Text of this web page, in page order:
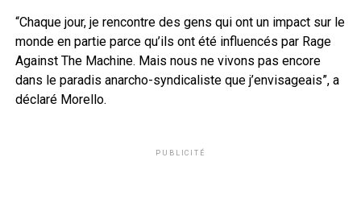
“Chaque jour, je rencontre des gens qui ont un impact sur le
monde en partie parce qu’ils ont été influencés par Rage
Against The Machine. Mais nous ne vivons pas encore
dans le paradis anarcho-syndicaliste que j’envisageais”, a
déclaré Morello.
PUBLICITÉ